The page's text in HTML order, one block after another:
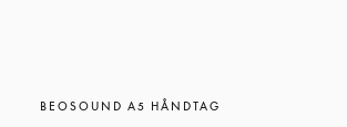
BEOSOUND A5 HÅNDTAG